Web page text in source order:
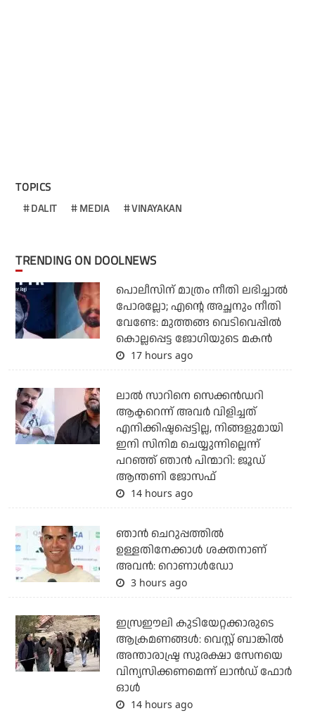
TOPICS
DALIT MEDIA VINAYAKAN
TRENDING ON DOOLNEWS
പൊലീസിന് മാത്രം നീതി ലഭിച്ചാല്‍
പോരല്ലോ; എന്റെ അച്ഛനും നീതി
വേണ്ടേ: മുത്തങ്ങ വെടിവെപ്പില്‍
കൊല്ലപ്പെട്ട ജോഗിയുടെ മകന്‍
17 hours ago
ലാല്‍ സാറിനെ സെക്കന്‍ഡറി
ആക്ടറെന്ന് അവര്‍ വിളിച്ചത്
എനിക്കിഷ്ടപ്പെട്ടില്ല, നിങ്ങളുമായി
ഇനി സിനിമ ചെയ്യുന്നില്ലെന്ന്
പറഞ്ഞ് ഞാന്‍ പിന്മാറി: ജൂഡ്
ആന്തണി ജോസഫ്
14 hours ago
ഞാന്‍ ചെറുപ്പത്തില്‍
ഉള്ളതിനേക്കാള്‍ ശക്തനാണ്
അവന്‍: റൊണാള്‍ഡോ
3 hours ago
ഇസ്രഈലി കുടിയേറ്റക്കാരുടെ
ആക്രമണങ്ങള്‍: വെസ്റ്റ് ബാങ്കില്‍
അന്താരാഷ്ട്ര സുരക്ഷാ സേനയെ
വിന്യസിക്കണമെന്ന് ലാന്‍ഡ് ഫോര്‍
ഓള്‍
14 hours ago